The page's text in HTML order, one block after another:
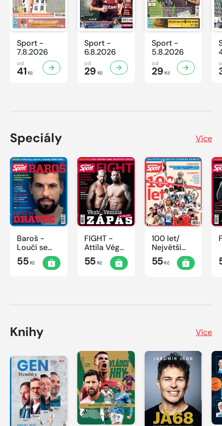
Sport -
7.8.2026
od
41 Kč
Sport -
6.8.2026
od
29 Kč
Sport -
5.8.2026
od
29 Kč
Speciály Více
Baroš -
Loučí se
dravec
55Kč
FIGHT -
Attila Végh
vs. Karlos
Vémola
55Kč
100 let/
Největší
okamžiky
českého
55Kč
Knihy Více